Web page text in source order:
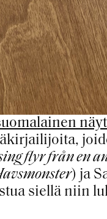
flyr från en
) ja
siellä niin